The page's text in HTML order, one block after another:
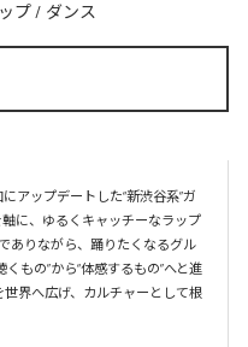
プ / ダンス
アップデートした“新渋谷系”ガ
に、ゆるくキャッチーなラップ
ありながら、踊りたくなるグル
もの”から“体感するもの”へと進
界へ広げ、カルチャーとして根